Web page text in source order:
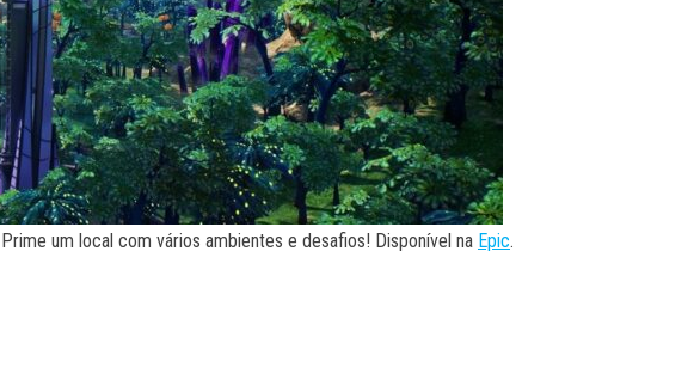
um local com vários ambientes e desafios! Disponível na Epic.